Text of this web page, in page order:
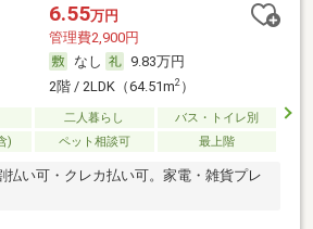
6.55万円
管理費2,900円
なし
9.83万円
2階 / 2LDK（64.51m2）
二人暮らし
バス・トイレ別
)
ペット相談可 最上階
払い可・クレカ払い可。家電・雑貨プレ